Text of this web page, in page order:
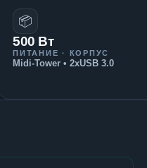
📦
500 Вт
ПИТАНИЕ · КОРПУС
Midi-Tower • 2xUSB 3.0